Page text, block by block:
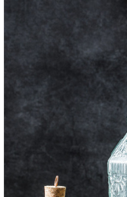
käytännöllisyys
Yksi ateria ja
välttämätöntä
INTOWALKin
on hyvä esine